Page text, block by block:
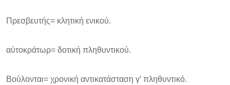
Πρεσβευτής= κλητική ενικού.
αὑτοκράτωρ= δοτική πληθυντικού.
Βούλονται= χρονική αντικατάσταση γ’ πληθυντικό.